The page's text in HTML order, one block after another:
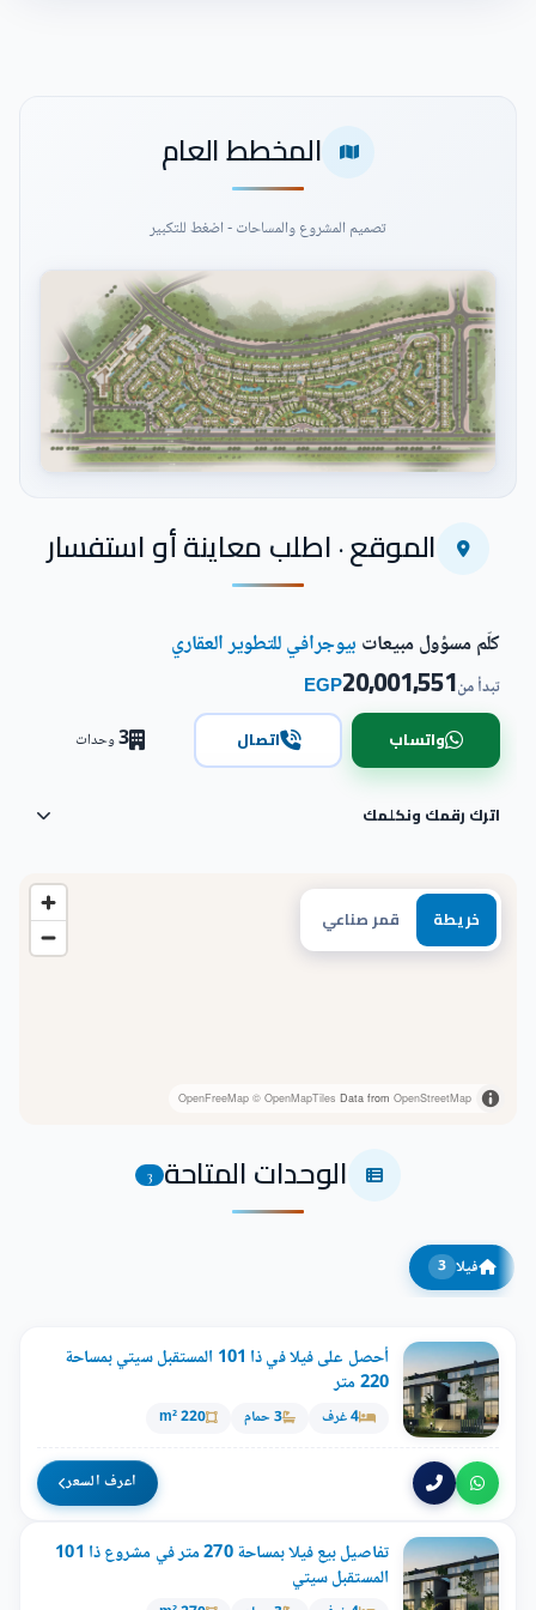
المخطط العام
تصميم المشروع والمساحات - اضغط للتكبير
اضغط للتكبيرالموقع · اطلب معاينة أو استفسار
خريطة قمر صناعي
OpenFreeMap © OpenMapTiles Data from OpenStreetMap
كلّم مسؤول مبيعات بيوجرافي للتطوير العقاري
تبدأ من20,001,551
EGP
واتساب اتصال 3وحدات
اترك رقمك ونكلمك
الوحدات المتاحة 3
فيلا 3
أحصل على فيلا في ذا 101 المستقبل سيتي بمساحة
220 متر
4 غرف 3 حمام 220 m²
اعرف السعر
تفاصيل بيع فيلا بمساحة 270 متر في مشروع ذا 101
المستقبل سيتي